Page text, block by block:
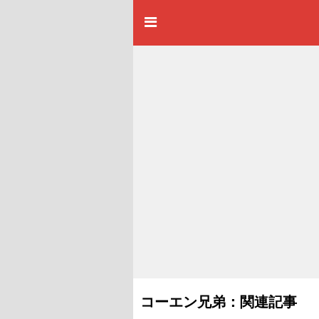
コーエン兄弟：関連記事